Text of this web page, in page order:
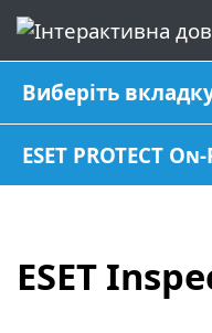
Виберіть
ESET PROTECT
ESET